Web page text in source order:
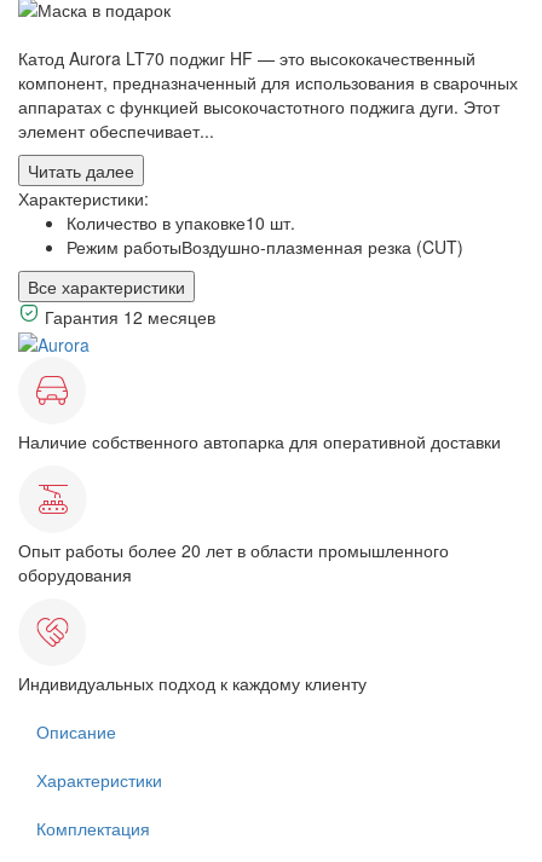
Катод Aurora LT70 поджиг HF — это высококачественный
компонент, предназначенный для использования в сварочных
аппаратах с функцией высокочастотного поджига дуги. Этот
элемент обеспечивает...
Читать далее
Характеристики:
Количество в упаковке10 шт.
Режим работыВоздушно-плазменная резка (CUT)
Все характеристики
Гарантия 12 месяцев
Наличие собственного автопарка для оперативной доставки
Опыт работы более 20 лет в области промышленного
оборудования
Индивидуальных подход к каждому клиенту
Описание
Характеристики
Комплектация